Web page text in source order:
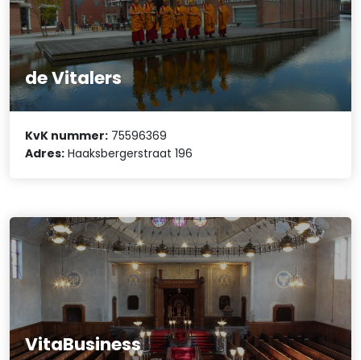
de Vitalers
KvK nummer: 75596369
Adres: Haaksbergerstraat 196
VitaBusiness